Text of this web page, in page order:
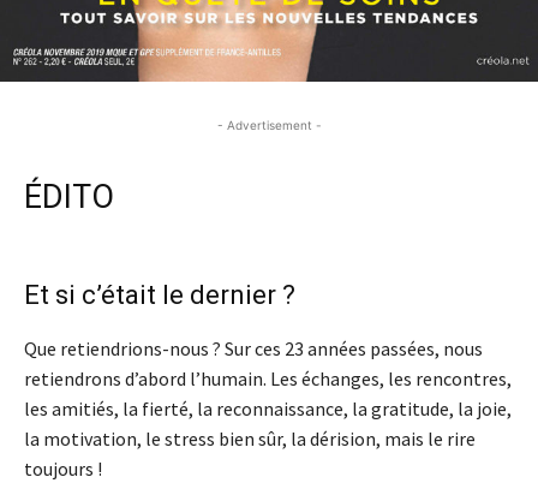
- Advertisement -
ÉDITO
Et si c’était le dernier ?
Que retiendrions-nous ? Sur ces 23 années passées, nous
retiendrons d’abord l’humain. Les échanges, les rencontres,
les amitiés, la fierté, la reconnaissance, la gratitude, la joie,
la motivation, le stress bien sûr, la dérision, mais le rire
toujours !